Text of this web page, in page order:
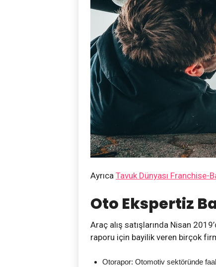
Ayrıca Tavuk Dünyası Franchise-
Oto Ekspertiz
Araç alış satışlarında Nisan
raporu için bayilik veren birçok
Otorapor: Otomotiv sektöründe